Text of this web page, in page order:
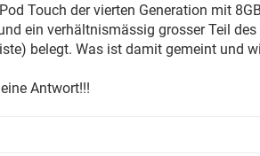
Touch der vierten Generation mit
ein verhältnismässig grosser Teil des
belegt. Was ist damit gemeint und
Antwort!!!